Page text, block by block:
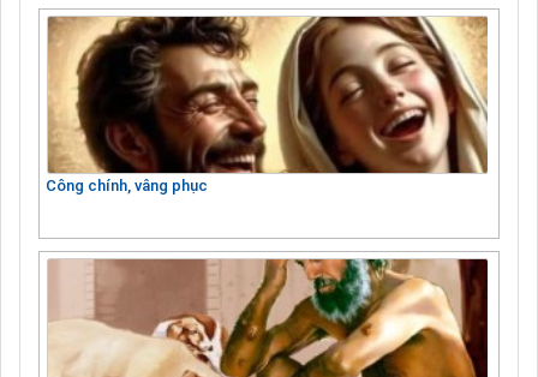
Công chính, vâng phục